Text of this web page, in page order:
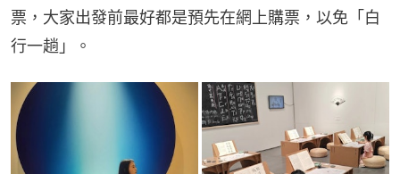
票，大家出發前最好都是預先在網上購票，以免「白
行一趟」。